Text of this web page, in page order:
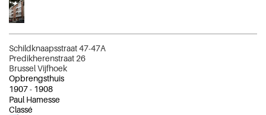
Schildknaapsstraat 47-47A
Predikherenstraat 26
Brussel Vijfhoek
Opbrengsthuis
1907- 1908
Paul Hamesse
Classé